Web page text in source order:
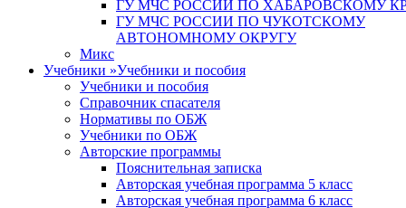
ГУ МЧС РОССИИ ПО ХАБАРОВСКОМУ
ГУ МЧС РОССИИ ПО ЧУКОТСКОМУ
АВТОНОМНОМУ ОКРУГУ
Микс
Учебники »Учебники и пособия
Учебники и пособия
Справочник спасателя
Нормативы по ОБЖ
Учебники по ОБЖ
Авторские программы
Пояснительная записка
Авторская учебная программа 5 класс
Авторская учебная программа 6 класс